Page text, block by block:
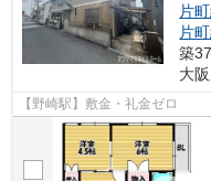
片
片
築
大
【野崎駅】敷金・礼金ゼロ